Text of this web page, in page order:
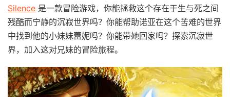
Silence 是一款冒险游戏，你能拯救这个存在于生与死之间
残酷而宁静的沉寂世界吗？你能帮助诺亚在这个苦难的世界
中找到他的小妹妹蕾妮吗？你能带她回家吗？探索沉寂世
界，加入这对兄妹的冒险旅程。